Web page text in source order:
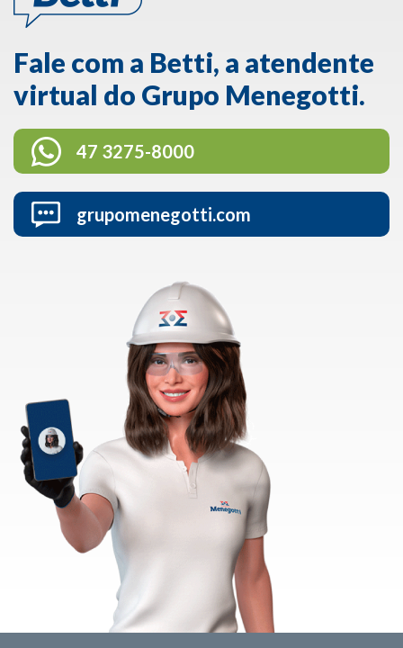
Fale com a Betti, a atendente
virtual do Grupo Menegotti.
47 3275-8000
grupomenegotti.com